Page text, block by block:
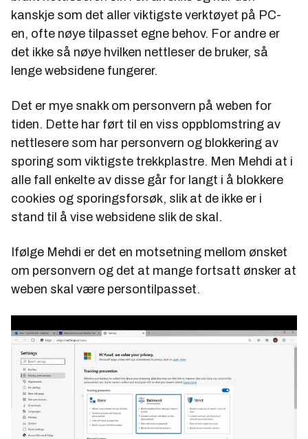
kanskje som det aller viktigste verktøyet på PC-
en, ofte nøye tilpasset egne behov. For andre er
det ikke så nøye hvilken nettleser de bruker, så
lenge websidene fungerer.
Det er mye snakk om personvern på weben for
tiden. Dette har ført til en viss oppblomstring av
nettlesere som har personvern og blokkering av
sporing som viktigste trekkplastre. Men Mehdi at i
alle fall enkelte av disse går for langt i å blokkere
cookies og sporingsforsøk, slik at de ikke er i
stand til å vise websidene slik de skal.
Ifølge Mehdi er det en motsetning mellom ønsket
om personvern og det at mange fortsatt ønsker at
weben skal være persontilpasset.